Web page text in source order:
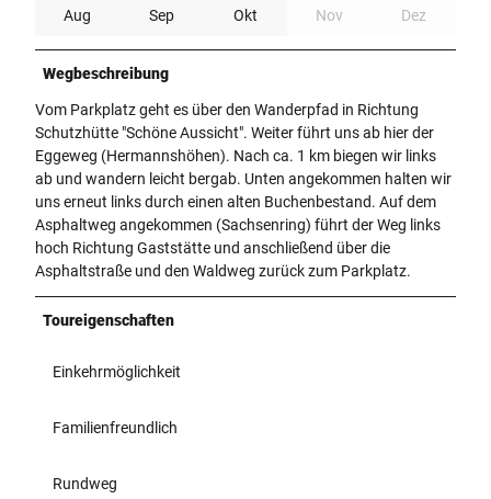
Aug Sep Okt Nov Dez
Wegbeschreibung
Vom Parkplatz geht es über den Wanderpfad in Richtung
Schutzhütte "Schöne Aussicht". Weiter führt uns ab hier der
Eggeweg (Hermannshöhen). Nach ca. 1 km biegen wir links
ab und wandern leicht bergab. Unten angekommen halten wir
uns erneut links durch einen alten Buchenbestand. Auf dem
Asphaltweg angekommen (Sachsenring) führt der Weg links
hoch Richtung Gaststätte und anschließend über die
Asphaltstraße und den Waldweg zurück zum Parkplatz.
Toureigenschaften
Einkehrmöglichkeit
Familienfreundlich
Rundweg